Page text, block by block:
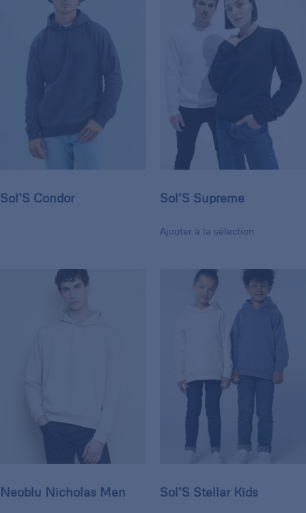
Sol’S Condor Sol’S Supreme
Ajouter à la sélection
Neoblu Nicholas Men Sol’S Stellar Kids